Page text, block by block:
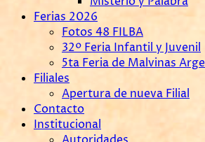
Ferias 2026
Fotos 48 FILBA
32º Feria Infantil y Juvenil
5ta Feria de Malvinas
Filiales
Apertura de nueva Filial
Contacto
Institucional